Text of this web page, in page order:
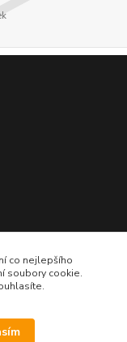
co nejlepšího
soubory cookie.